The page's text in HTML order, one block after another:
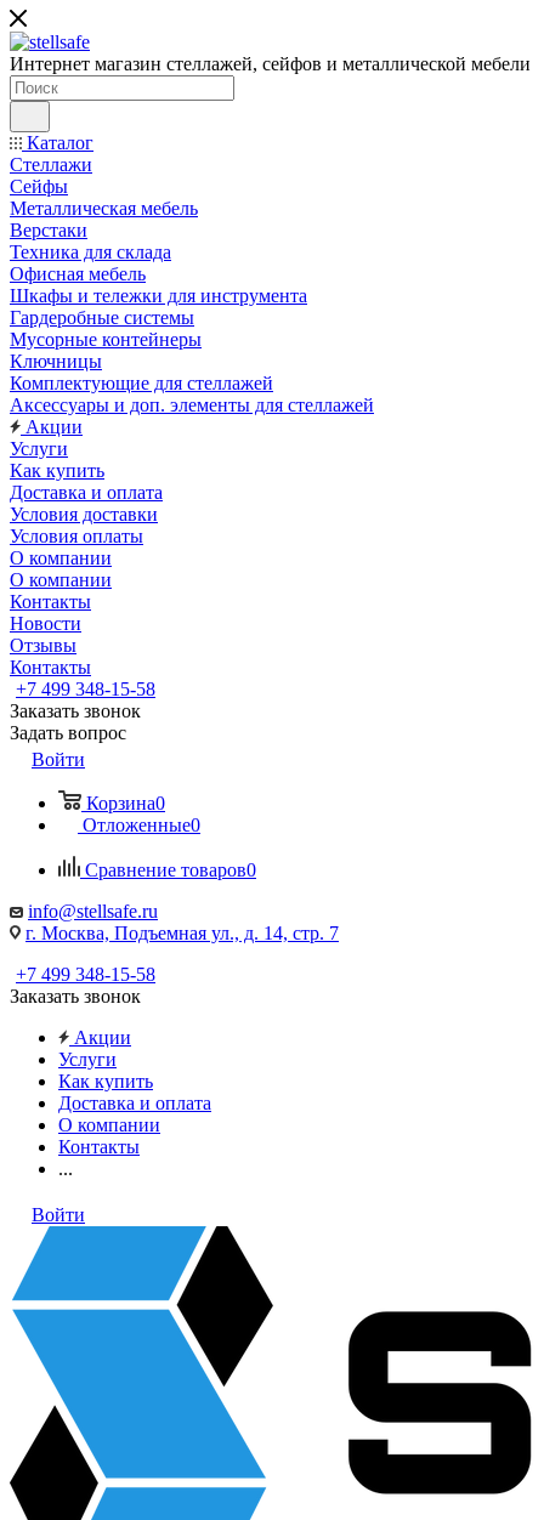
Интернет магазин стеллажей, сейфов и металлической мебели
Каталог
Стеллажи
Сейфы
Металлическая мебель
Верстаки
Техника для склада
Офисная мебель
Шкафы и тележки для инструмента
Гардеробные системы
Мусорные контейнеры
Ключницы
Комплектующие для стеллажей
Аксессуары и доп. элементы для стеллажей
Акции
Услуги
Как купить
Доставка и оплата
Условия доставки
Условия оплаты
О компании
О компании
Контакты
Новости
Отзывы
Контакты
+7 499 348-15-58
Заказать звонок
Задать вопрос
Войти
Корзина0
Отложенные0
Сравнение товаров0
info@stellsafe.ru
г. Москва, Подъемная ул., д. 14, стр. 7
+7 499 348-15-58
Заказать звонок
Акции
Услуги
Как купить
Доставка и оплата
О компании
Контакты
...
Войти